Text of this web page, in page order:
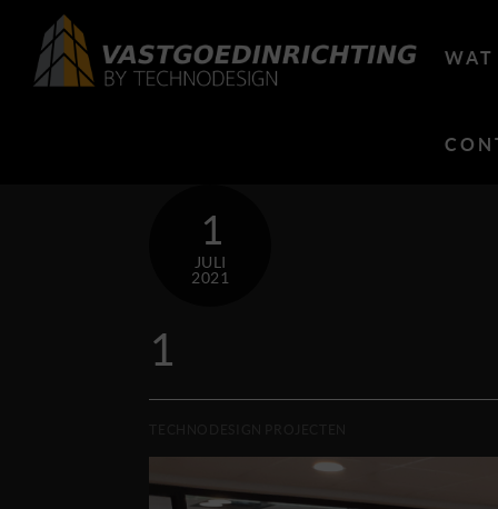
content
1
JULI
2021
1